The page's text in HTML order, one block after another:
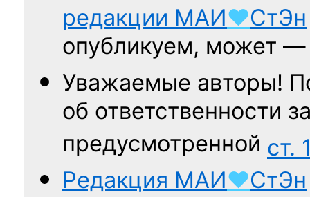
редакции МАИ♥СтЭн
опубликуем, может
Уважаемые авторы!
об ответственности
предусмотренной ст.
Редакция МАИ♥СтЭн